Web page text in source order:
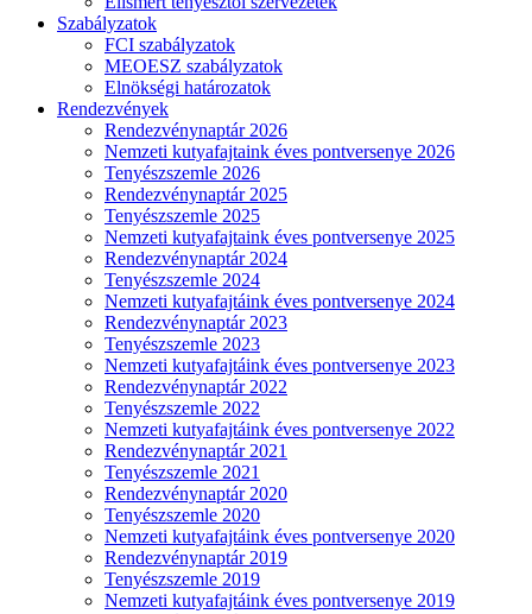
Szabályzatok
FCI szabályzatok
MEOESZ szabályzatok
Elnökségi határozatok
Rendezvények
Rendezvénynaptár 2026
Nemzeti kutyafajtaink éves pontversenye 2026
Tenyészszemle 2026
Rendezvénynaptár 2025
Tenyészszemle 2025
Nemzeti kutyafajtaink éves pontversenye 2025
Rendezvénynaptár 2024
Tenyészszemle 2024
Nemzeti kutyafajtáink éves pontversenye 2024
Rendezvénynaptár 2023
Tenyészszemle 2023
Nemzeti kutyafajtáink éves pontversenye 2023
Rendezvénynaptár 2022
Tenyészszemle 2022
Nemzeti kutyafajtáink éves pontversenye 2022
Rendezvénynaptár 2021
Tenyészszemle 2021
Rendezvénynaptár 2020
Tenyészszemle 2020
Nemzeti kutyafajtáink éves pontversenye 2020
Rendezvénynaptár 2019
Tenyészszemle 2019
Nemzeti kutyafajtáink éves pontversenye 2019